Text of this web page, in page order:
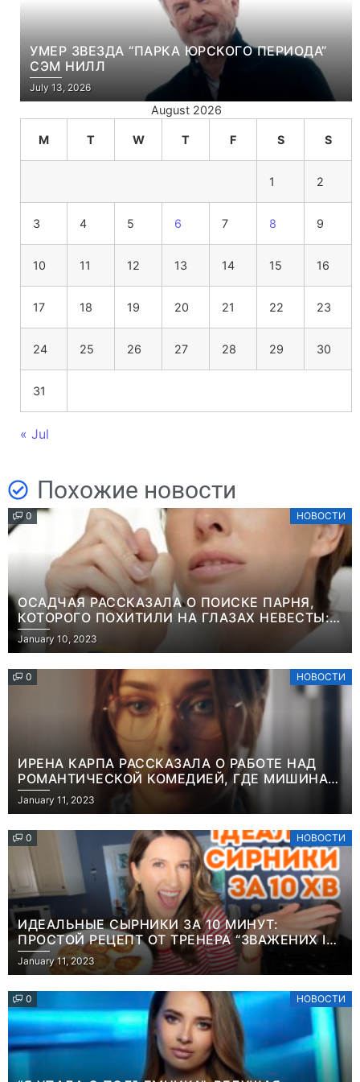
УМЕР ЗВЕЗДА “ПАРКА ЮРСКОГО ПЕРИОДА”
СЭМ НИЛЛ
July 13, 2026
August 2026
M T W T F S S
1 2
3 4 5 6 7 8 9
10 11 12 13 14 15 16
17 18 19 20 21 22 23
24 25 26 27 28 29 30
31
« Jul
Похожие новости
0 НОВОСТИ
ОСАДЧАЯ РАССКАЗАЛА О ПОИСКЕ ПАРНЯ,
КОТОРОГО ПОХИТИЛИ НА ГЛАЗАХ НЕВЕСТЫ:
“ОН ВЕСЬ УДАР ПРИНЯЛ НА СЕБЯ”
January 10, 2023
0 НОВОСТИ
ИРЕНА КАРПА РАССКАЗАЛА О РАБОТЕ НАД
РОМАНТИЧЕСКОЙ КОМЕДИЕЙ, ГДЕ МИШИНА В
РОЛИ МАТЕРИ-ОДИНОЧКИ
January 11, 2023
0 НОВОСТИ
ИДЕАЛЬНЫЕ СЫРНИКИ ЗА 10 МИНУТ:
ПРОСТОЙ РЕЦЕПТ ОТ ТРЕНЕРА “ЗВАЖЕНИХ І
ЩАСЛИВИХ” АНИТЫ ЛУЦЕНКО
January 11, 2023
0 НОВОСТИ